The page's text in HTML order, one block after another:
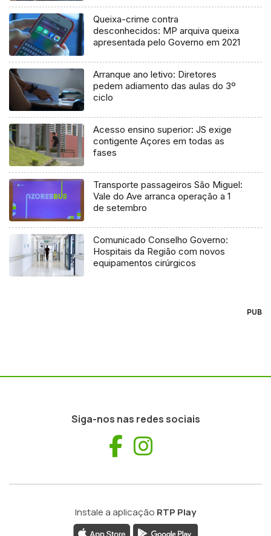
Queixa-crime contra
desconhecidos: MP arquiva queixa
apresentada pelo Governo em 2021
Arranque ano letivo: Diretores
pedem adiamento das aulas do 3º
ciclo
Acesso ensino superior: JS exige
contigente Açores em todas as
fases
Transporte passageiros São Miguel:
Vale do Ave arranca operação a 1
de setembro
Comunicado Conselho Governo:
Hospitais da Região com novos
equipamentos cirúrgicos
PUB
Siga-nos nas redes sociais
Facebook
Instale a aplicação RTP Play